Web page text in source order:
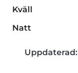
Kväll
Natt
Uppdaterad: